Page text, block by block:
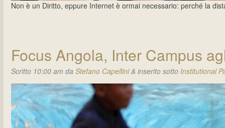
Non è un Diritto, eppure Internet è ormai necessario: perché la
Focus Angola, Inter Campus
Scritto 10:00 am da Stefano Capellini & inserito sotto Institutional